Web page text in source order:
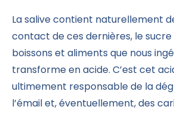
La salive contient naturellement
contact de ces dernières, le
boissons et aliments que nous
transforme en acide. C’est cet
ultimement responsable de la
l’émail et, éventuellement, des